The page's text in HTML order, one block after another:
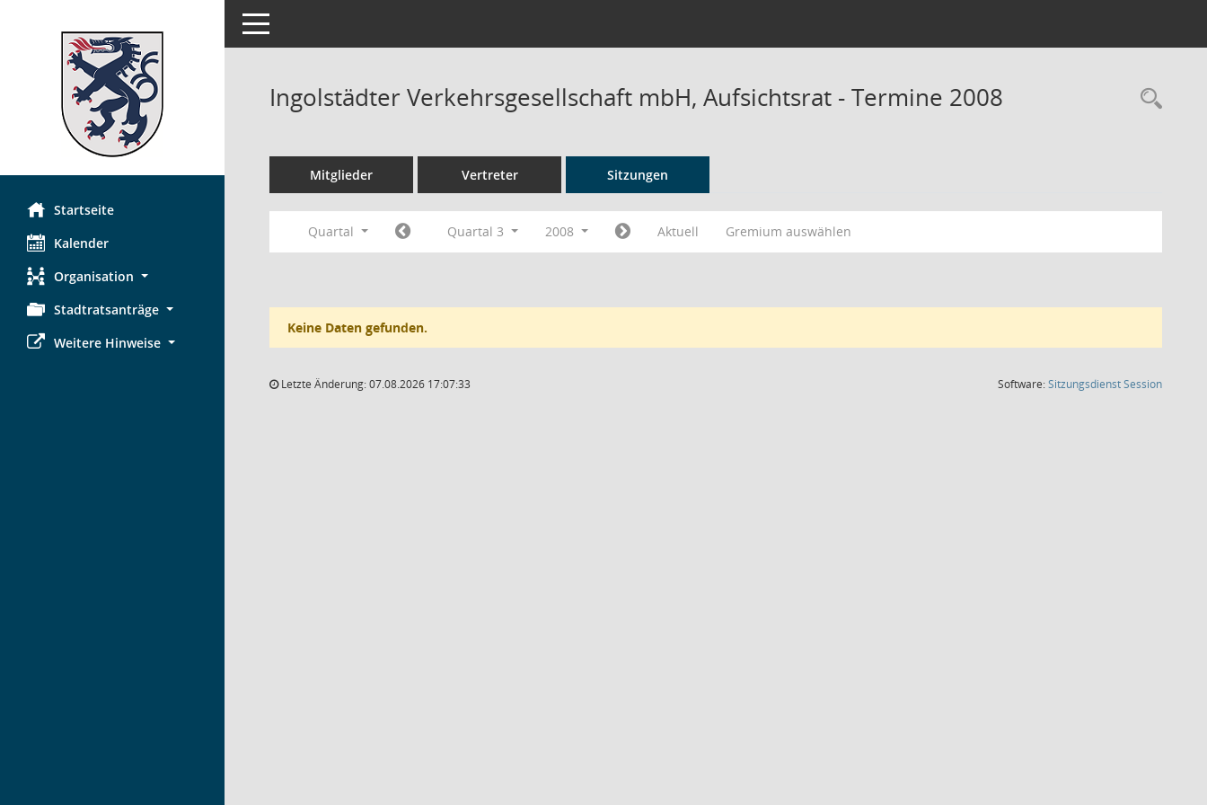
Startseite
Kalender
Organisation
Stadtratsanträge
Weitere Hinweise
Toggle navigation
Ingolstädter Verkehrsgesellschaft mbH, Aufsichtsrat - Termine 2008
Mitglieder Vertreter Sitzungen
Quartal Quartal 3 2008 Aktuell Gremium auswählen
Keine Daten gefunden.
Letzte Änderung: 07.08.2026 17:07:33 Software:SitzungsdienstSession(Wird in